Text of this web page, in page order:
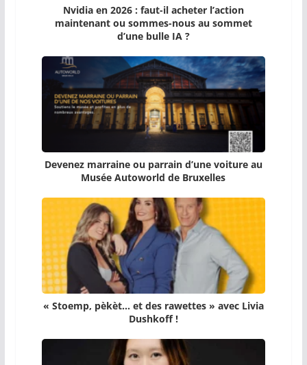
Nvidia en 2026 : faut-il acheter l’action
maintenant ou sommes-nous au sommet
d’une bulle IA ?
Devenez marraine ou parrain d’une voiture au
Musée Autoworld de Bruxelles
« Stoemp, pèkèt… et des rawettes » avec Livia
Dushkoff !